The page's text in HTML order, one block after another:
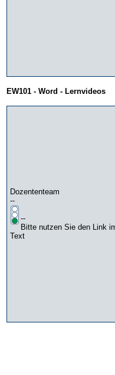
EW101 - Word - Lernvideos
Dozententeam
--
--
Bitte nutzen Sie den Link
Text